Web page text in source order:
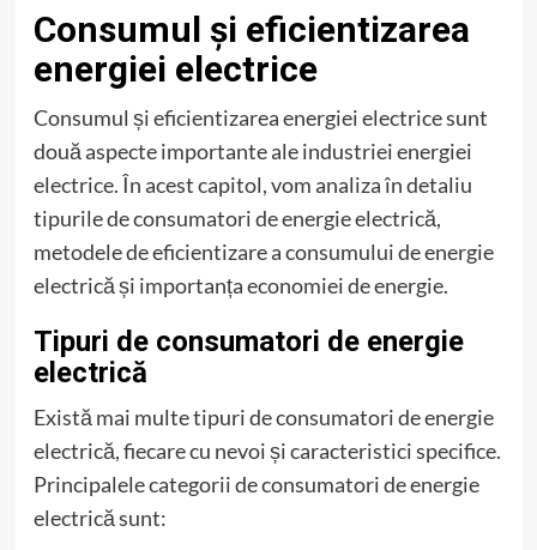
Consumul și eficientizarea
energiei electrice
Consumul și eficientizarea energiei electrice sunt
două aspecte importante ale industriei energiei
electrice. În acest capitol, vom analiza în detaliu
tipurile de consumatori de energie electrică,
metodele de eficientizare a consumului de energie
electrică și importanța economiei de energie.
Tipuri de consumatori de energie
electrică
Există mai multe tipuri de consumatori de energie
electrică, fiecare cu nevoi și caracteristici specifice.
Principalele categorii de consumatori de energie
electrică sunt: